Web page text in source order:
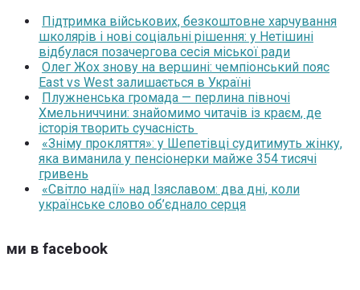
Підтримка військових, безкоштовне харчування
школярів і нові соціальні рішення: у Нетішині
відбулася позачергова сесія міської ради
Олег Жох знову на вершині: чемпіонський пояс
East vs West залишається в Україні
Плужненська громада — перлина півночі
Хмельниччини: знайомимо читачів із краєм, де
історія творить сучасність
«Зніму прокляття»: у Шепетівці судитимуть жінку,
яка виманила у пенсіонерки майже 354 тисячі
гривень
«Світло надії» над Ізяславом: два дні, коли
українське слово об’єднало серця
ми в facebook